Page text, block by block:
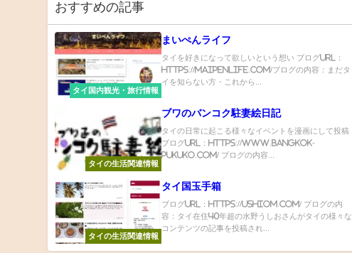
おすすめの記事
タイ国内観光・旅行情報
まいぺんライフ
タイを好きになって欲しいという想い ブログURL：
https://maipenlife.com/ブログの内容：まだタ
イを知らない方・これから...
タイの生活関連情報
ブワのバンコク駐妻絵日記
タイの日常に起こる様々なイベントを漫画にして投稿
ブログURL：https://www.bangkok-
pukuko.com/ ブログの内容...
タイの生活関連情報
タイ国玉手箱
ブログURL：https://ushiom.com/ ブログの内
容：タイ在住40年超の水野うしおさんがタイの様々な
コンテンツの記事を投稿され...